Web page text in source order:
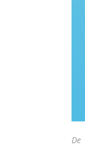
De